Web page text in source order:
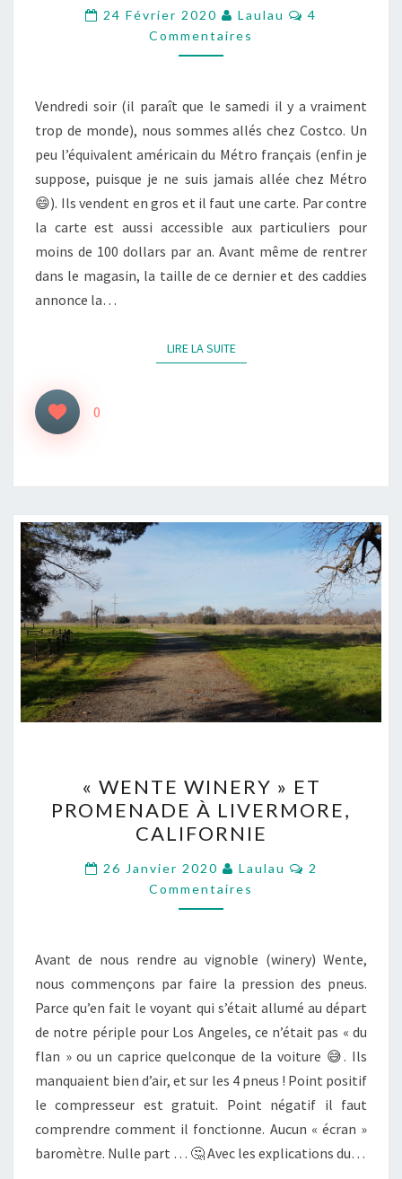
?
24 Février 2020 Laulau
4
Commentaires
Vendredi soir (il paraît que le samedi il y a vraiment
trop de monde), nous sommes allés chez Costco. Un
peu l’équivalent américain du Métro français (enfin je
suppose, puisque je ne suis jamais allée chez Métro
😄). Ils vendent en gros et il faut une carte. Par contre
la carte est aussi accessible aux particuliers pour
moins de 100 dollars par an. Avant même de rentrer
dans le magasin, la taille de ce dernier et des caddies
annonce la…
LIRE LA SUITELIRE LA SUITE
0
WINERY »
ET
PROMENADE
À
LIVERMORE,
CALIFORNIE
« WENTE WINERY » ET
PROMENADE À LIVERMORE,
CALIFORNIE
26 Janvier 2020 Laulau
2
Commentaires
Avant de nous rendre au vignoble (winery) Wente,
nous commençons par faire la pression des pneus.
Parce qu’en fait le voyant qui s’était allumé au départ
de notre périple pour Los Angeles, ce n’était pas « du
flan » ou un caprice quelconque de la voiture 😅. Ils
manquaient bien d’air, et sur les 4 pneus ! Point positif
le compresseur est gratuit. Point négatif il faut
comprendre comment il fonctionne. Aucun « écran »
baromètre. Nulle part … 🤔 Avec les explications du…